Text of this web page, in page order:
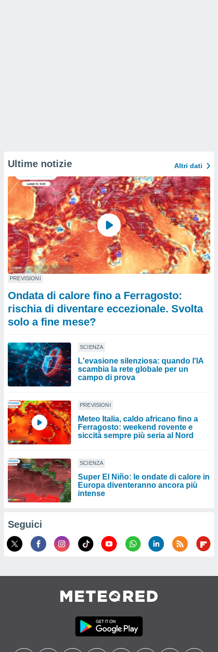
Ultime notizie Altri dati
PREVISIONI
Ondata di calore fino a Ferragosto:
rischia di diventare eccezionale. Svolta
solo a fine mese?
SCIENZA
L'evasione silenziosa: quando l'IA
scambia la rete globale per un
campo di prova
PREVISIONI
Meteo Italia, caldo africano fino a
Ferragosto: weekend rovente e
siccità sempre più seria al Nord
SCIENZA
Super El Niño: le ondate di calore in
Europa diventeranno ancora più
intense
Seguici